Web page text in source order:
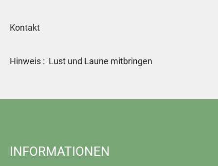
Kontakt
Hinweis : Lust und Laune mitbringen
INFORMATIONEN